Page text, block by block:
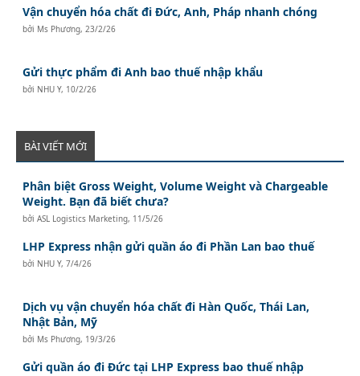
Vận chuyển hóa chất đi Đức, Anh, Pháp nhanh chóng
bởi Ms Phương, 23/2/26
Gửi thực phẩm đi Anh bao thuế nhập khẩu
bởi NHU Y, 10/2/26
BÀI VIẾT MỚI
Phân biệt Gross Weight, Volume Weight và Chargeable
Weight. Bạn đã biết chưa?
bởiASL Logistics Marketing, 11/5/26
LHP Express nhận gửi quần áo đi Phần Lan bao thuế
bởi NHU Y,7/4/26
Dịch vụ vận chuyển hóa chất đi Hàn Quốc, Thái Lan,
Nhật Bản, Mỹ
bởi Ms Phương, 19/3/26
Gửi quần áo đi Đức tại LHP Express bao thuế nhập